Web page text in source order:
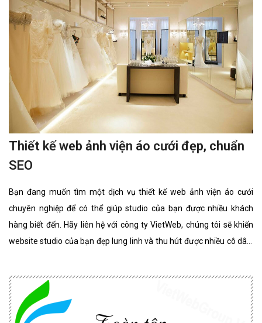
Thiết kế web ảnh viện áo cưới đẹp, chuẩn
SEO
Bạn đang muốn tìm một dịch vụ thiết kế web ảnh viện áo cưới
chuyên nghiệp để có thể giúp studio của bạn được nhiều khách
hàng biết đến. Hãy liên hệ với công ty VietWeb, chúng tôi sẽ khiến
website studio của bạn đẹp lung linh và thu hút được nhiều cô dâu,